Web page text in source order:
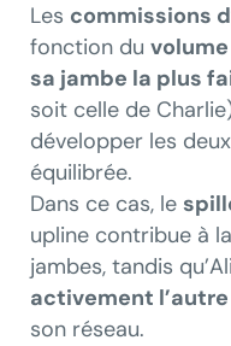
Les commissions
fonction du
sa jambe la plus
soit celle de
développer les
équilibrée.
Dans ce cas, le
upline contribue à
jambes, tandis
activement
son réseau.